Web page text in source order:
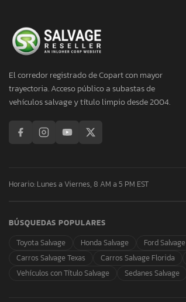
El corredor registrado de Copart con mayor
trayectoria. Acceso público a subastas de
vehículos salvage y título limpio desde 2004.
Horario: Lunes a Viernes, 8 AM a 5 PM EST
BÚSQUEDAS POPULARES
Toyota Salvage
Honda Salvage Ford Salvage
Carros Salvage Texas
Carros Salvage Florida
Vehículos con Título Salvage
Sedanes Salvage